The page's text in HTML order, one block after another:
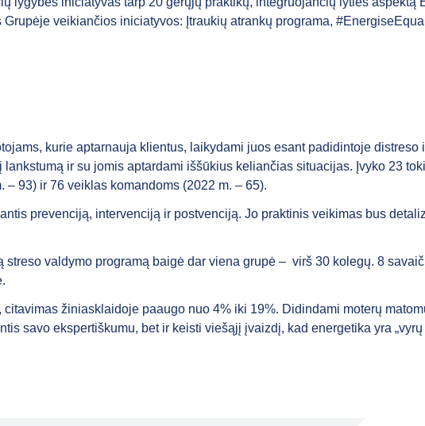
veikiančios iniciatyvos: Įtraukių atrankų programa,
kurie aptarnauja klientus, laikydami juos esant padidintoje
ir su jomis aptardami iššūkius keliančias situacijas. Įvyko 23
93) ir 76 veiklas komandoms (2022 m. – 65).
prevenciją, intervenciją ir postvenciją. Jo praktinis veikimas bus
valdymo programą baigė dar viena grupė – virš 30 kolegų. 8
žiniasklaidoje paaugo nuo 4% iki 19%. Didindami moterų
savo ekspertiškumu, bet ir keisti viešąjį įvaizdį, kad energetika yra „vyrų